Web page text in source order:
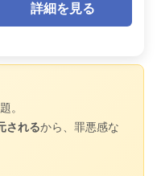
詳細を見る
。
されるから、罪悪感な